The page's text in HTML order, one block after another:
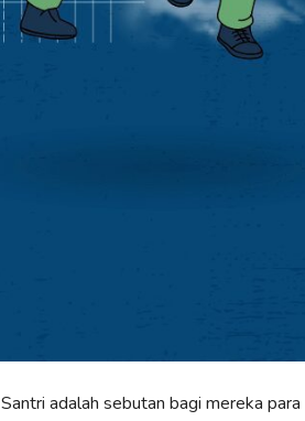
Santri adalah sebutan bagi mereka